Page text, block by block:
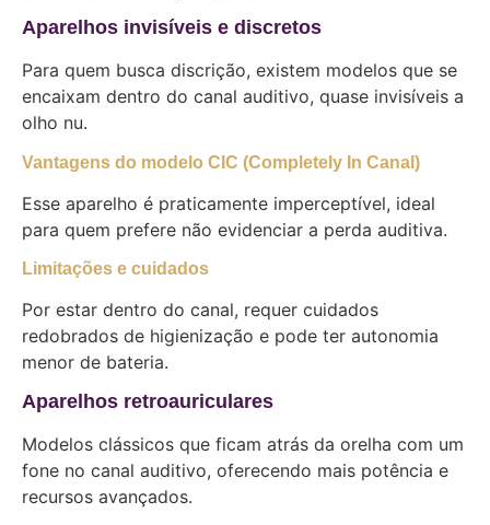
Aparelhos invisíveis e discretos
Para quem busca discrição, existem modelos que se
encaixam dentro do canal auditivo, quase invisíveis a
olho nu.
Vantagens do modelo CIC (Completely In Canal)
Esse aparelho é praticamente imperceptível, ideal
para quem prefere não evidenciar a perda auditiva.
Limitações e cuidados
Por estar dentro do canal, requer cuidados
redobrados de higienização e pode ter autonomia
menor de bateria.
Aparelhos retroauriculares
Modelos clássicos que ficam atrás da orelha com um
fone no canal auditivo, oferecendo mais potência e
recursos avançados.